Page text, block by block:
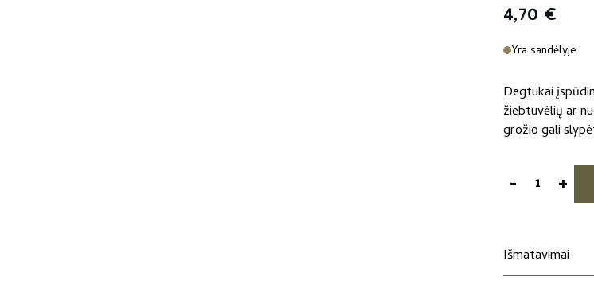
4,70 €
Yra sandėlyje
Degtukai
žiebtuvėlių ar
grožio gali
-produkto
„Citrina“
+
Išmatavimai